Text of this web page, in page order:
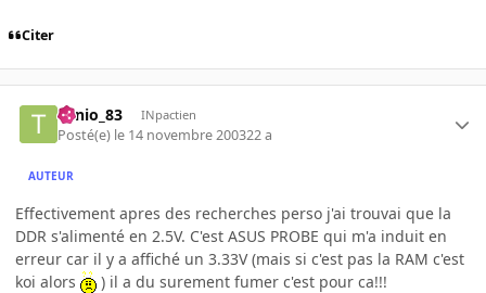
Citer
Tonio_83 INpactien
Posté(e) le 14 novembre 200322 a
AUTEUR
Effectivement apres des recherches perso j'ai trouvai que la
DDR s'alimenté en 2.5V. C'est ASUS PROBE qui m'a induit en
erreur car il y a affiché un 3.33V (mais si c'est pas la RAM c'est
koi alors
) il a du surement fumer c'est pour ca!!!